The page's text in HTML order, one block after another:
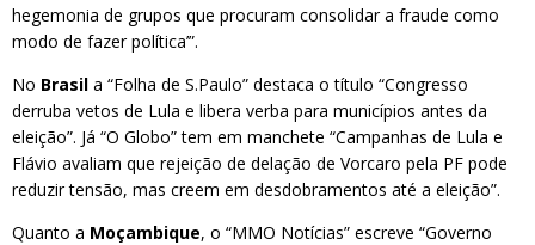
hegemonia de grupos que procuram consolidar a fraude como
modo de fazer política’”.
No Brasil a “Folha de S.Paulo” destaca o título “Congresso
derruba vetos de Lula e libera verba para municípios antes da
eleição”. Já “O Globo” tem em manchete “Campanhas de Lula e
Flávio avaliam que rejeição de delação de Vorcaro pela PF pode
reduzir tensão, mas creem em desdobramentos até a eleição”.
Quanto a Moçambique, o “MMO Notícias” escreve “Governo